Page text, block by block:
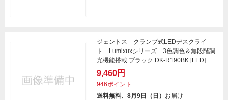
ジェントス クランプ式LEDデスクライ
ト Lumixuxシリーズ 3色調色＆無段階調
光機能搭載 ブラック DK-R190BK [LED]
9,460円
946ポイント
送料無料、8月9日（日） お届け